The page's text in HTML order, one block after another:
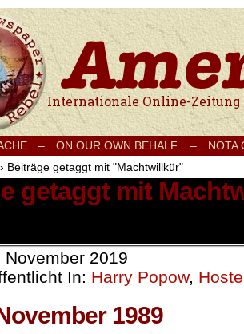
Internationale Onlinezeitung für Frieden,
– ON OUR OWN BEHALF –
NOTA
› Beiträge getaggt mit "Machtwillkür"
getaggt mit
November 2019
In: Harry Popow,
1989